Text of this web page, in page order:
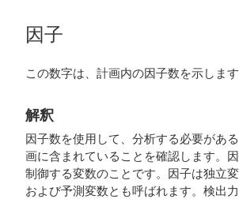
因子
この数字は、計画内の因子数を示します
解釈
因子数を使用して、分析する必要があ
画に含まれていることを確認します。
制御する変数のことです。因子は独立変
および予測変数とも呼ばれます。検出